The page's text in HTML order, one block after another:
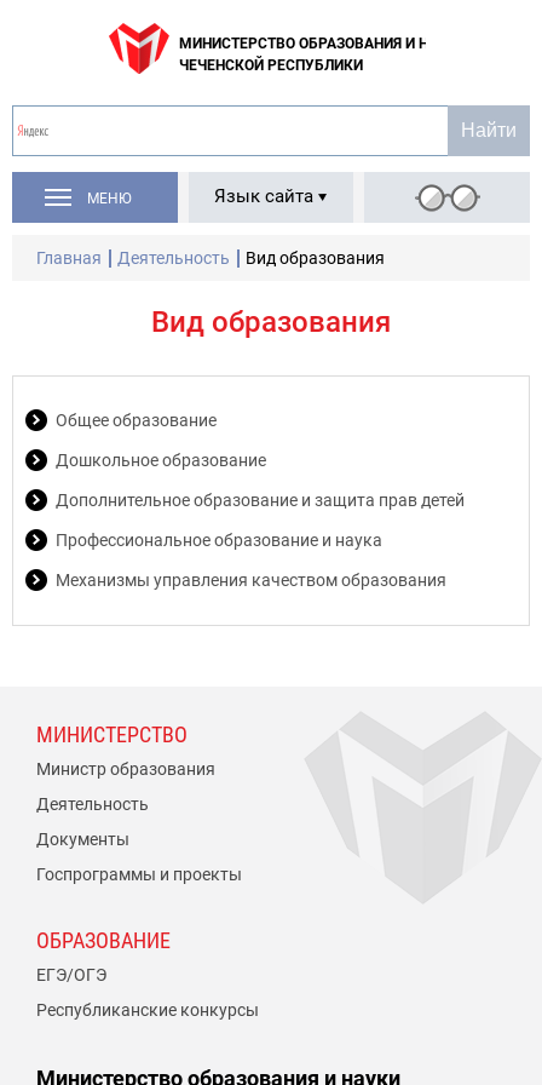
МИНИСТЕРСТВО ОБРАЗОВАНИЯ И НАУКИ
ЧЕЧЕНСКОЙ РЕСПУБЛИКИ
МЕНЮ Язык сайта
Главная Деятельность Вид образования
Вид образования
Общее образование
Дошкольное образование
Дополнительное образование и защита прав детей
Профессиональное образование и наука
Механизмы управления качеством образования
МИНИСТЕРСТВО
Министр образования
Деятельность
Документы
Госпрограммы и проекты
ОБРАЗОВАНИЕ
ЕГЭ/ОГЭ
Республиканские конкурсы
Министерство образования и науки